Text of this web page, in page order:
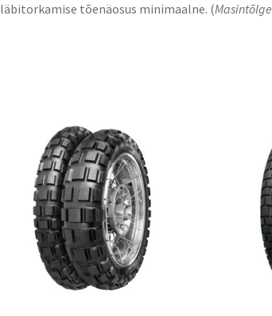
läbitorkamise tõenäosus minimaalne. (Masintõlge